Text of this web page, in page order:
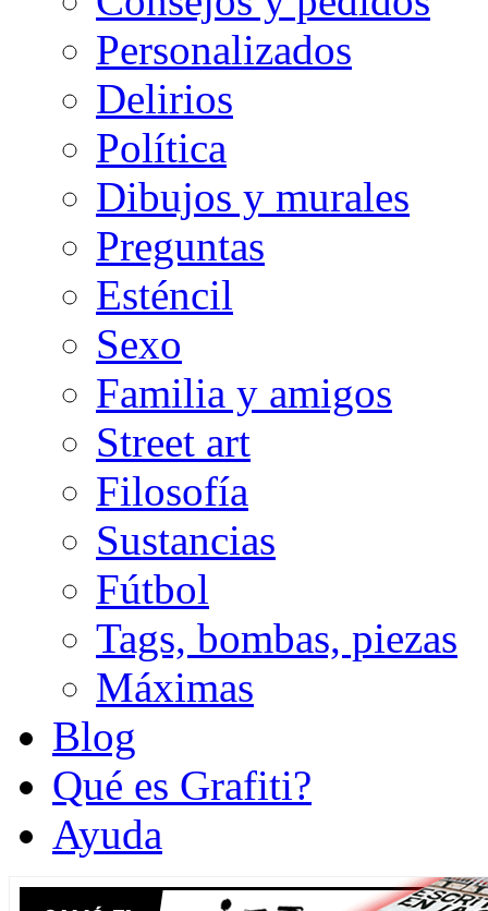
Personalizados
Delirios
Política
Dibujos y murales
Preguntas
Esténcil
Sexo
Familia y amigos
Street art
Filosofía
Sustancias
Fútbol
Tags, bombas, piezas
Máximas
Blog
Qué es Grafiti?
Ayuda